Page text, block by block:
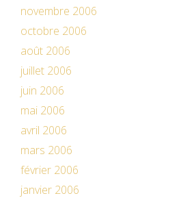
novembre 2006
octobre 2006
août 2006
juillet 2006
juin 2006
mai 2006
avril 2006
mars 2006
février 2006
janvier 2006